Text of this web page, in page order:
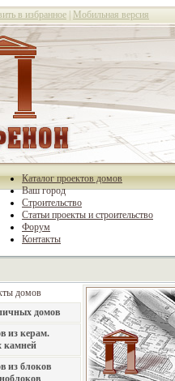
в избранное Мобильная версия
Каталог проектов домов
Ваш город
Строительство
Статьи проекты и строительство
Форум
Контакты
домов
домов
из керам.
камней
из блоков